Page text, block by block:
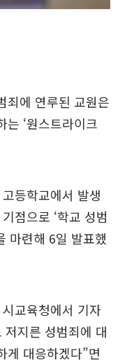
죄에 연루된 교원은
는 ‘원스트라이크
등학교에서 발생
점으로 ‘학교 성범
마련해 6일 발표했
교육청에서 기자
지른 성범죄에 대
게 대응하겠다”면